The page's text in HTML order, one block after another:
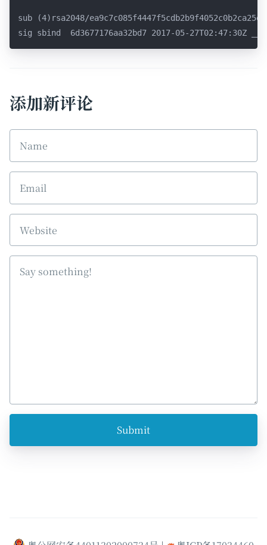
sub (4)rsa2048/
sig sbind  6d3677176aa32bd7 2017-05-27T02:47:30Z
添加新评论
Submit